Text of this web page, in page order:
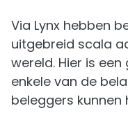
Via Lynx hebben
uitgebreid scala
wereld. Hier is
enkele van de
beleggers kunnen